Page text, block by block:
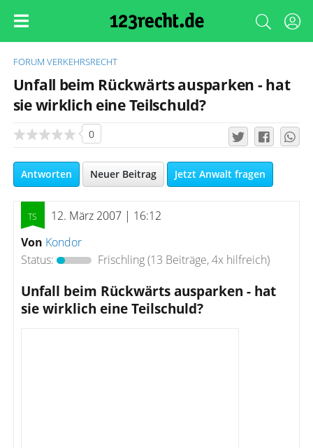
FORUM VERKEHRSRECHT
Unfall beim Rückwärts ausparken - hat
sie wirklich eine Teilschuld?
0
Antworten Neuer Beitrag Jetzt Anwalt fragen
12. März 2007 | 16:12
Von Kondor
Status:
Frischling(13 Beiträge, 4x hilfreich)
Unfall beim Rückwärts ausparken - hat
sie wirklich eine Teilschuld?